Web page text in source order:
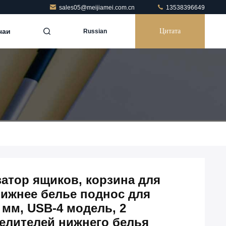
sales05@meijiamei.com.cn 13538396649
Russian Цитата
ящиков, корзина для
белье поднос для
мм, USB-4 модель, 2
нижнего белья